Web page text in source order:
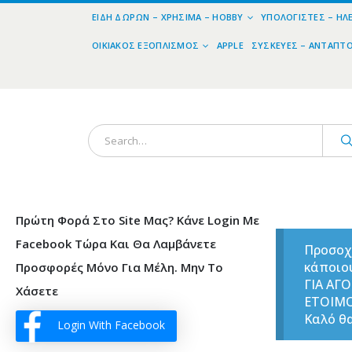
ΕΊΔΗ ΔΏΡΩΝ – ΧΡΉΣΙΜΑ – HOBBY ΥΠΟΛΟΓΙΣΤΈΣ –
ΟΙΚΙΑΚΌΣ ΕΞΟΠΛΙΣΜΌΣ APPLE ΣΥΣΚΕΥΈΣ –
ΓΙΑ
Καλό
Πρώτη Φορά Στο Site Μας? Κάνε Login Με
Facebook Τώρα Και Θα Λαμβάνετε
Προσφορές Μόνο Για Μέλη. Μην Το
Χάσετε
Login With Facebook